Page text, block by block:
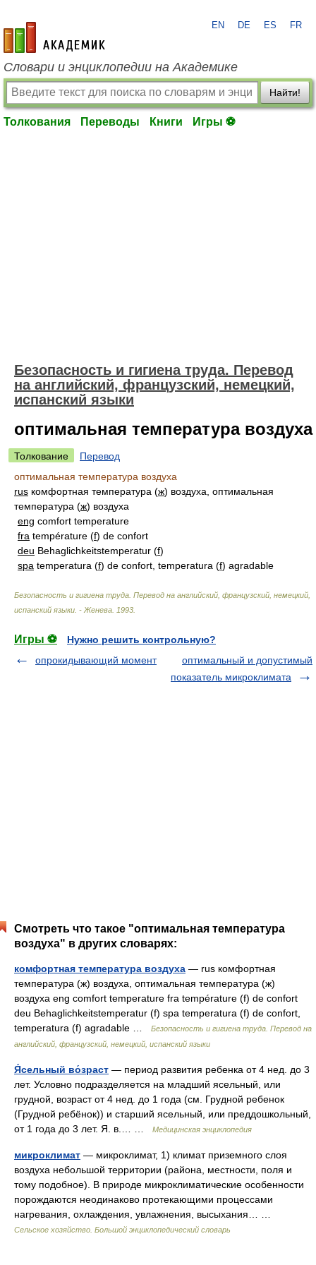
academic.ru
EN DE ES FR
Словари и энциклопедии на Академике
Найти!
Толкования Переводы Книги Игры ⚽
Безопасность и гигиена труда. Перевод
на английский, французский, немецкий,
испанский языки
оптимальная температура воздуха
Толкование
Перевод
оптимальная температура воздуха
rus комфортная температура (ж) воздуха, оптимальная
температура (ж) воздуха
eng comfort temperature
fra température (f) de confort
deu Behaglichkeitstemperatur (f)
spa temperatura (f) de confort, temperatura (f) agradable
Безопасность и гигиена труда. Перевод на английский, французский, немецкий,
испанский языки. - Женева 1993
Игры ⚽
Нужно решить контрольную?
опрокидывающий момент
оптимальный и допустимый
показатель микроклимата
Смотреть что такое "оптимальная температура
воздуха" в других словарях:
комфортная температура воздуха — rus комфортная
температура (ж) воздуха, оптимальная температура (ж)
воздуха eng comfort temperature fra température (f) de confort
deu Behaglichkeitstemperatur (f) spa temperatura (f) de confort,
temperatura (f) agradable …
Безопасность и гигиена труда. Перевод на
английский, французский, немецкий, испанский языки
Я́сельный во́зраст — период развития ребенка от 4 нед. до 3
лет. Условно подразделяется на младший ясельный, или
грудной, возраст от 4 нед. до 1 года (см. Грудной ребенок
(Грудной ребёнок)) и старший ясельный, или преддошкольный,
от 1 года до 3 лет. Я. в.… …
Медицинская энциклопедия
микроклимат — микроклимат, 1) климат приземного слоя
воздуха небольшой территории (района, местности, поля и
тому подобное). В природе микроклиматические особенности
порождаются неодинаково протекающими процессами
нагревания, охлаждения, увлажнения, высыхания… …
Сельское хозяйство. Большой энциклопедический словарь